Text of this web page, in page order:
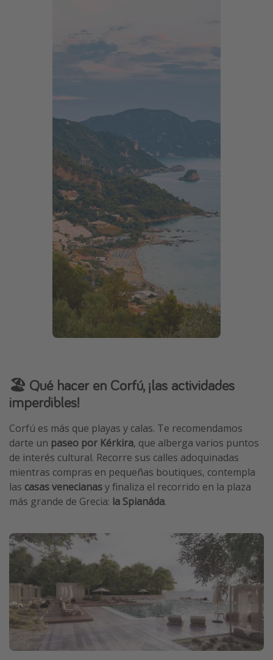
🏖️ Qué hacer en Corfú, ¡las actividades
imperdibles!
Corfú es más que playas y calas. Te recomendamos
darte un paseo por Kérkira, que alberga varios puntos
de interés cultural. Recorre sus calles adoquinadas
mientras compras en pequeñas boutiques, contempla
las casas venecianasy finaliza el recorrido en la plaza
más grande de Grecia: la Spianáda.